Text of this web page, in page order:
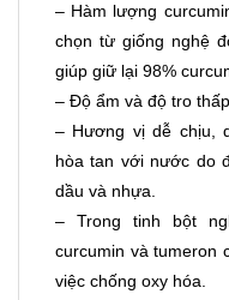
– Hàm lượng
chọn từ giống nghệ
giúp giữ lại 98%
– Độ ẩm và độ tro
– Hương vị dễ chịu,
hòa tan với nước do
dầu và nhựa.
– Trong tinh bột
curcumin và tumeron
việc chống oxy hóa.